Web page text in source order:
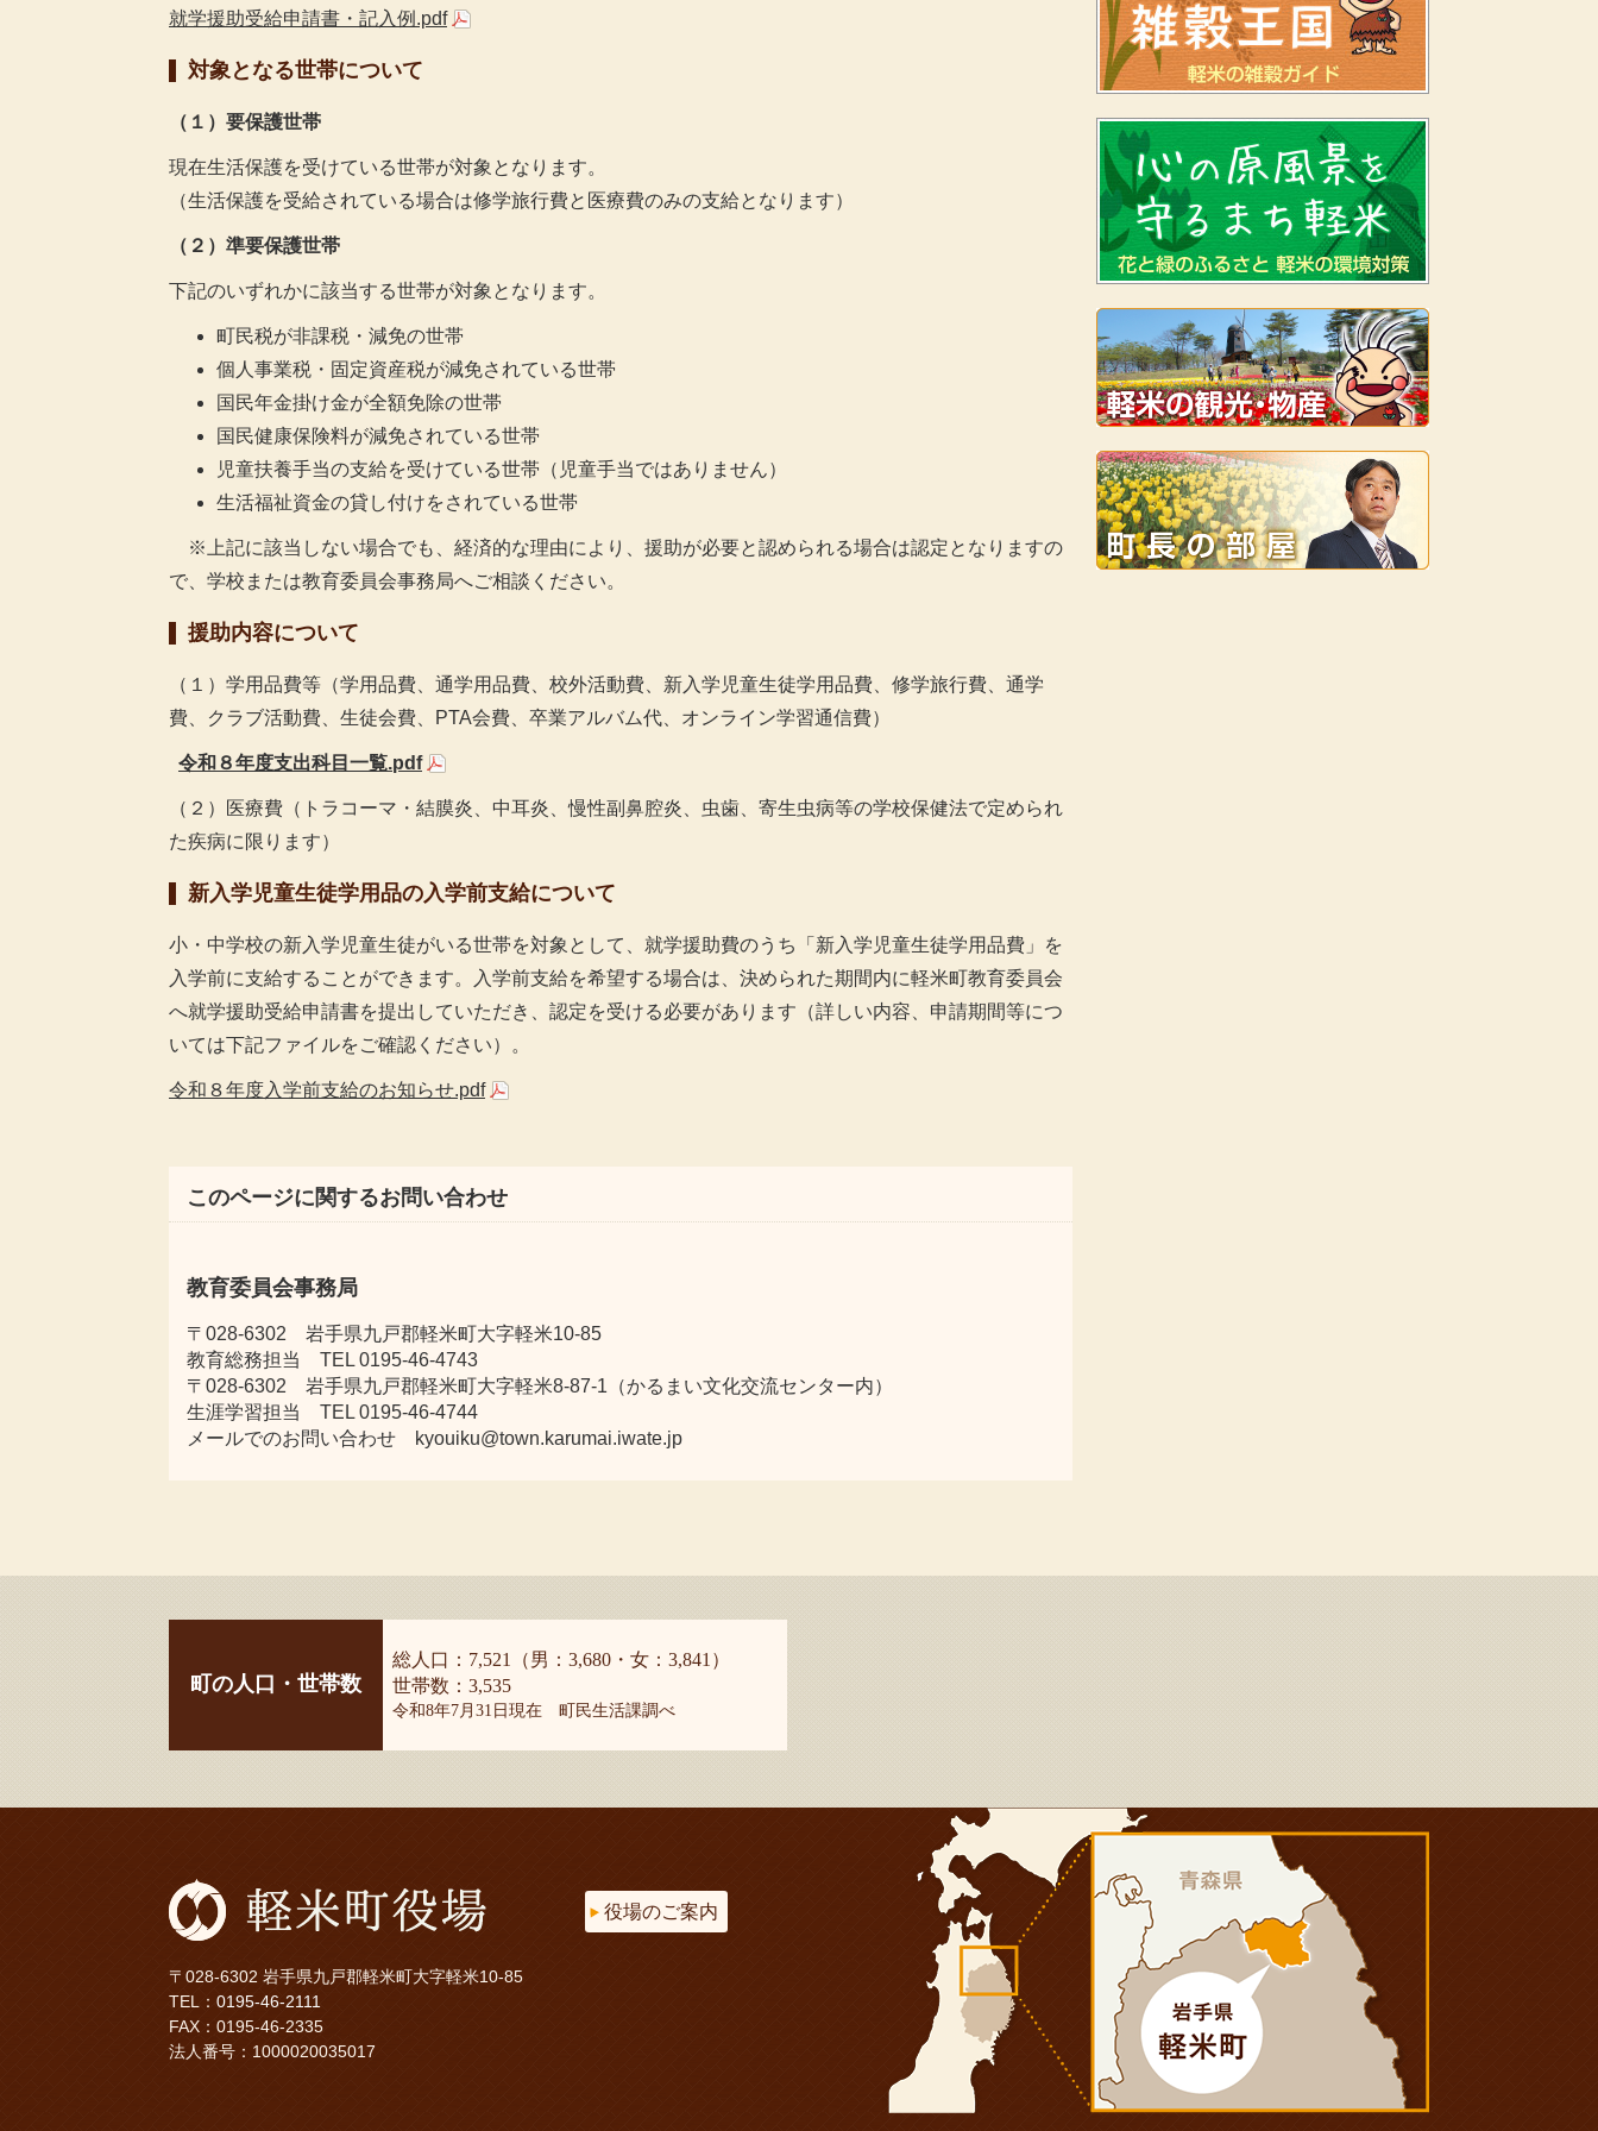
就学援助受給申請書・記入例.pdf
対象となる世帯について
（１）要保護世帯
現在生活保護を受けている世帯が対象となります。
（生活保護を受給されている場合は修学旅行費と医療費のみの支給となります）
（２）準要保護世帯
下記のいずれかに該当する世帯が対象となります。
町民税が非課税・減免の世帯
個人事業税・固定資産税が減免されている世帯
国民年金掛け金が全額免除の世帯
国民健康保険料が減免されている世帯
児童扶養手当の支給を受けている世帯（児童手当ではありません）
生活福祉資金の貸し付けをされている世帯
※上記に該当しない場合でも、経済的な理由により、援助が必要と認められる場合は認定となりますの
で、学校または教育委員会事務局へご相談ください。
援助内容について
（１）学用品費等（学用品費、通学用品費、校外活動費、新入学児童生徒学用品費、修学旅行費、通学
費、クラブ活動費、生徒会費、PTA会費、卒業アルバム代、オンライン学習通信費）
令和８年度支出科目一覧.pdf
（２）医療費（トラコーマ・結膜炎、中耳炎、慢性副鼻腔炎、虫歯、寄生虫病等の学校保健法で定められ
た疾病に限ります）
新入学児童生徒学用品の入学前支給について
小・中学校の新入学児童生徒がいる世帯を対象として、就学援助費のうち「新入学児童生徒学用品費」を
入学前に支給することができます。入学前支給を希望する場合は、決められた期間内に軽米町教育委員会
へ就学援助受給申請書を提出していただき、認定を受ける必要があります（詳しい内容、申請期間等につ
いては下記ファイルをご確認ください）。
令和８年度入学前支給のお知らせ.pdf
このページに関するお問い合わせ
教育委員会事務局
〒028-6302 岩手県九戸郡軽米町大字軽米10-85
教育総務担当 TEL 0195-46-4743
〒028-6302 岩手県九戸郡軽米町大字軽米8-87-1（かるまい文化交流センター内）
生涯学習担当 TEL 0195-46-4744
メールでのお問い合わせ kyouiku@town.karumai.iwate.jp
町の人口・世帯数
総人口：7,521（男：3,680・女：3,841）
世帯数：3,535
令和8年7月31日現在 町民生活課調べ
〒028-6302 岩手県九戸郡軽米町大字軽米10-85
TEL： 0195-46-2111
FAX：0195-46-2335
法人番号：1000020035017
役場のご案内